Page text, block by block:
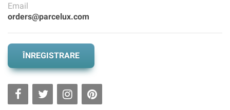
Email
orders@parcelux.com
ÎNREGISTRARE